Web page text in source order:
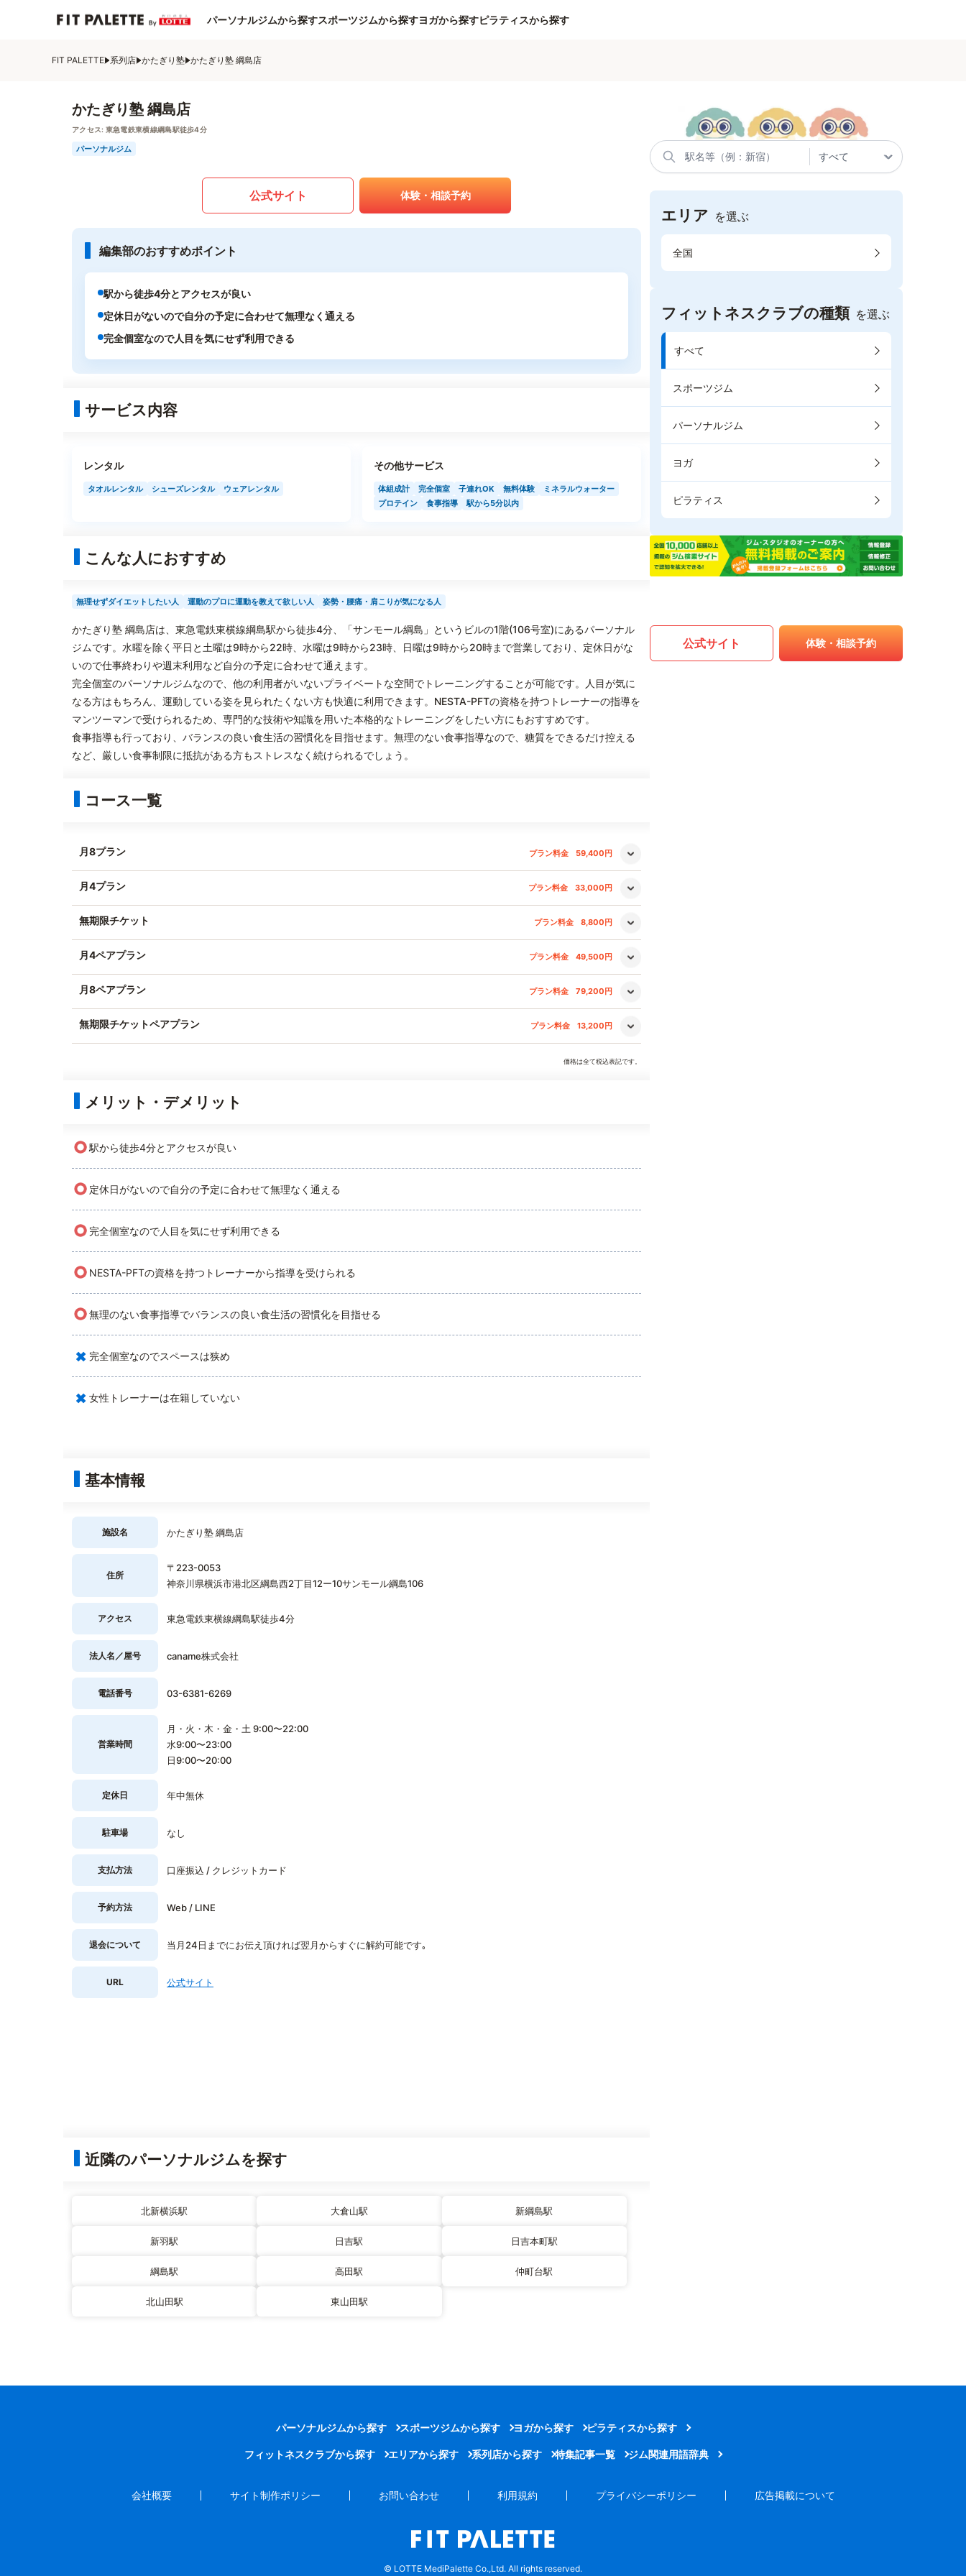
パーソナルジムから探すスポーツジムから探すヨガから探すピラティスから探す
FIT PALETTE 系列店 かたぎり塾 かたぎり塾 綱島店
かたぎり塾 綱島店
アクセス: 東急電鉄東横線綱島駅徒歩4分
パーソナルジム
公式サイト 体験・相談予約
編集部のおすすめポイント
駅から徒歩4分とアクセスが良い
定休日がないので自分の予定に合わせて無理なく通える
完全個室なので人目を気にせず利用できる
サービス内容
レンタル
タオルレンタル シューズレンタル ウェアレンタル
その他サービス
体組成計 完全個室 子連れOK 無料体験
ミネラルウォーター
プロテイン
食事指導 駅から5分以内
こんな人におすすめ
無理せずダイエットしたい人 運動のプロに運動を教えて欲しい人 姿勢・腰痛・肩こりが気になる人
かたぎり塾 綱島店は、東急電鉄東横線綱島駅から徒歩4分、「サンモール綱島」というビルの1階(106号室)にあるパーソナル
ジムです。水曜を除く平日と土曜は9時から22時、水曜は9時から23時、日曜は9時から20時まで営業しており、定休日がな
いので仕事終わりや週末利用など自分の予定に合わせて通えます。
完全個室のパーソナルジムなので、他の利用者がいないプライベートな空間でトレーニングすることが可能です。人目が気に
なる方はもちろん、運動している姿を見られたくない方も快適に利用できます。NESTA-PFTの資格を持つトレーナーの指導を
マンツーマンで受けられるため、専門的な技術や知識を用いた本格的なトレーニングをしたい方にもおすすめです。
食事指導も行っており、バランスの良い食生活の習慣化を目指せます。無理のない食事指導なので、糖質をできるだけ控える
など、厳しい食事制限に抵抗がある方もストレスなく続けられるでしょう。
コース一覧
月8プラン プラン料金 59,400円
月4プラン プラン料金 33,000円
無期限チケット プラン料金 8,800円
月4ペアプラン プラン料金 49,500円
月8ペアプラン プラン料金 79,200円
無期限チケットペアプラン プラン料金 13,200円
価格は全て税込表記です。
メリット・デメリット
○駅から徒歩4分とアクセスが良い
○ 定休日がないので自分の予定に合わせて無理なく通える
○ 完全個室なので人目を気にせず利用できる
○ NESTA-PFTの資格を持つトレーナーから指導を受けられる
○無理のない食事指導でバランスの良い食生活の習慣化を目指せる
× 完全個室なのでスペースは狭め
× 女性トレーナーは在籍していない
基本情報
施設名 かたぎり塾 綱島店
住所
〒223-0053
神奈川県横浜市港北区綱島西2丁目12ー10サンモール綱島106
アクセス 東急電鉄東横線綱島駅徒歩4分
法人名／屋号 caname株式会社
電話番号 03-6381-6269
営業時間
月・火・木・金・土 9:00〜22:00
水9:00〜23:00
日9:00〜20:00
定休日 年中無休
駐車場 なし
支払方法 口座振込 / クレジットカード
予約方法 Web / LINE
退会について 当月24日までにお伝え頂ければ翌月からすぐに解約可能です｡
URL 公式サイト
近隣のパーソナルジムを探す
北新横浜駅 大倉山駅 新綱島駅
新羽駅 日吉駅 日吉本町駅
綱島駅 高田駅 仲町台駅
北山田駅 東山田駅
エリア を選ぶ
全国
フィットネスクラブの種類 を選ぶ
すべて
スポーツジム
パーソナルジム
ヨガ
ピラティス
公式サイト 体験・相談予約
パーソナルジムから探す スポーツジムから探す ヨガから探す ピラティスから探す
フィットネスクラブから探す エリアから探す 系列店から探す 特集記事一覧 ジム関連用語辞典
会社概要 サイト制作ポリシー お問い合わせ 利用規約 プライバシーポリシー 広告掲載について
© LOTTE MediPalette Co.,Ltd. All rights reserved.